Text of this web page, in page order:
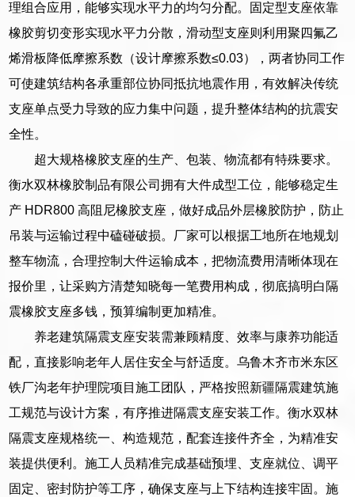
理组合应用，能够实现水平力的均匀分配。固定型支座依靠
橡胶剪切变形实现水平力分散，滑动型支座则利用聚四氟乙
烯滑板降低摩擦系数（设计摩擦系数≤0.03），两者协同工作
可使建筑结构各承重部位协同抵抗地震作用，有效解决传统
支座单点受力导致的应力集中问题，提升整体结构的抗震安
全性。
超大规格橡胶支座的生产、包装、物流都有特殊要求。
衡水双林橡胶制品有限公司拥有大件成型工位，能够稳定生
产 HDR800 高阻尼橡胶支座，做好成品外层橡胶防护，防止
吊装与运输过程中磕碰破损。厂家可以根据工地所在地规划
整车物流，合理控制大件运输成本，把物流费用清晰体现在
报价里，让采购方清楚知晓每一笔费用构成，彻底搞明白隔
震橡胶支座多钱，预算编制更加精准。
养老建筑隔震支座安装需兼顾精度、效率与康养功能适
配，直接影响老年人居住安全与舒适度。乌鲁木齐市米东区
铁厂沟老年护理院项目施工团队，严格按照新疆隔震建筑施
工规范与设计方案，有序推进隔震支座安装工作。衡水双林
隔震支座规格统一、构造规范，配套连接件齐全，为精准安
装提供便利。施工人员精准完成基础预埋、支座就位、调平
固定、密封防护等工序，确保支座与上下结构连接牢固。施